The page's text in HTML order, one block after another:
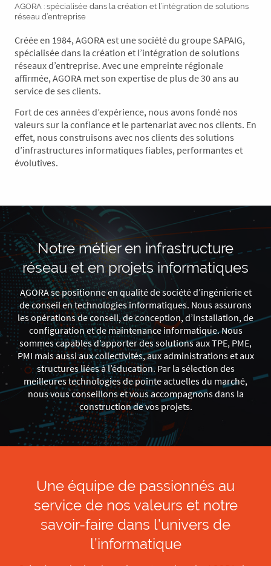
AGORA : spécialisée dans la création et l’intégration de solutions
réseau d’entreprise
Créée en 1984, AGORA est une société du groupe SAPAIG,
spécialisée dans la création et l’intégration de solutions
réseaux d’entreprise. Avec une empreinte régionale
affirmée, AGORA met son expertise de plus de 30 ans au
service de ses clients.
Fort de ces années d’expérience, nous avons fondé nos
valeurs sur la confiance et le partenariat avec nos clients. En
effet, nous construisons avec nos clients des solutions
d’infrastructures informatiques fiables, performantes et
évolutives.
Notre métier en infrastructure
réseau et en projets informatiques
AGORA se positionne en qualité de société d’ingénierie et
de conseil en technologies informatiques. Nous assurons
les opérations de conseil, de conception, d’installation, de
configuration et de maintenance informatique. Nous
sommes capables d’apporter des solutions aux TPE, PME,
PMI mais aussi aux collectivités, aux administrations et aux
structures liées à l’éducation. Par la sélection des
meilleures technologies de pointe actuelles du marché,
nous vous conseillons et vous accompagnons dans la
construction de vos projets.
Une équipe de passionnés au
service de nos valeurs et notre
savoir-faire dans l’univers de
l’informatique